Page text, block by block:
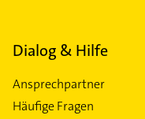
Dialog & Hilfe
Ansprechpartner
Häufige Fragen